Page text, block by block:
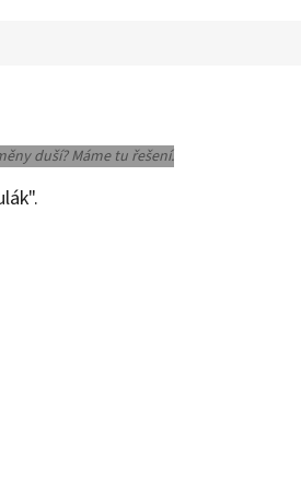
duší? Máme tu řešení.